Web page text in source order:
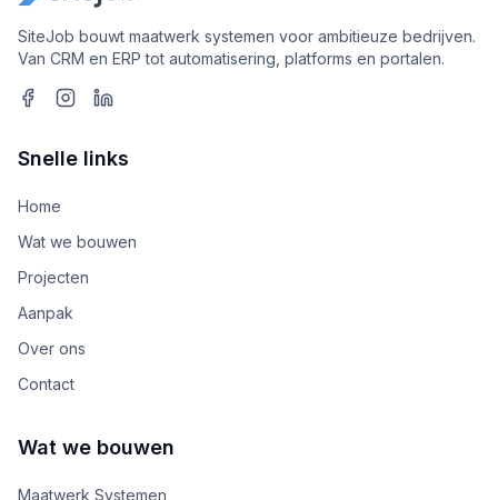
SiteJob bouwt maatwerk systemen voor ambitieuze bedrijven.
Van CRM en ERP tot automatisering, platforms en portalen.
Snelle links
Home
Wat we bouwen
Projecten
Aanpak
Over ons
Contact
Wat we bouwen
Maatwerk Systemen